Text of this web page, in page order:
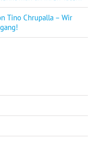
Tino Chrupalla – Wir